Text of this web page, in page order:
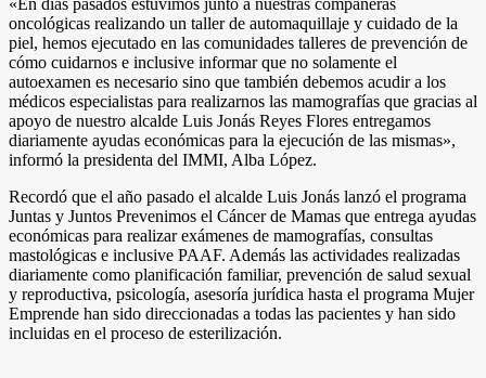
oncológicas realizando un taller de automaquillaje y cuidado de la
piel, hemos ejecutado en las comunidades talleres de prevención de
cómo cuidarnos e inclusive informar que no solamente el
autoexamen es necesario sino que también debemos acudir a los
médicos especialistas para realizarnos las mamografías que gracias al
apoyo de nuestro alcalde Luis Jonás Reyes Flores entregamos
diariamente ayudas económicas para la ejecución de las mismas»,
informó la presidenta del IMMI, Alba López.
Recordó que el año pasado el alcalde Luis Jonás lanzó el programa
Juntas y Juntos Prevenimos el Cáncer de Mamas que entrega ayudas
económicas para realizar exámenes de mamografías, consultas
mastológicas e inclusive PAAF. Además las actividades realizadas
diariamente como planificación familiar, prevención de salud sexual
y reproductiva, psicología, asesoría jurídica hasta el programa Mujer
Emprende han sido direccionadas a todas las pacientes y han sido
incluidas en el proceso de esterilización.